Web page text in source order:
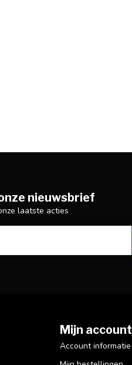
nieuwsbrief
laatste acties
Mijn account
Account informatie